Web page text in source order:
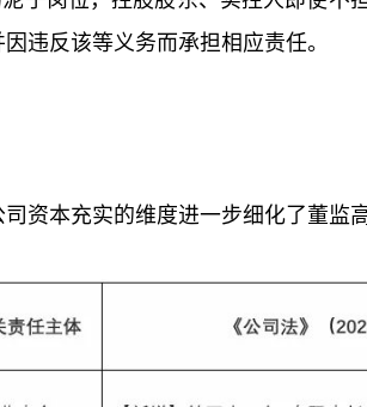
违反该等义务而承担相应责任。
资本充实的维度进一步细化了董监高